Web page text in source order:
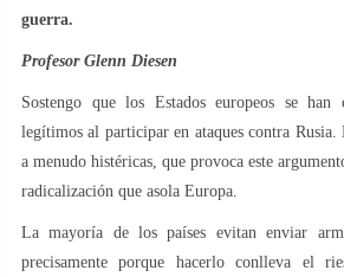
guerra.
Profesor Glenn Diesen
Sostengo que los Estados europeos se han
legítimos al participar en ataques contra Rusia.
a menudo histéricas, que provoca este
radicalización que asola Europa.
La mayoría de los países evitan enviar
precisamente porque hacerlo conlleva el